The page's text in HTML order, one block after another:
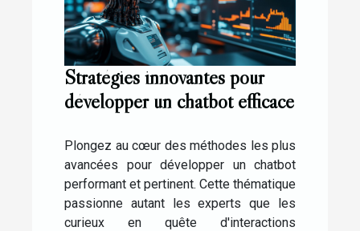
Stratégies innovantes pour
développer un chatbot efficace
Plongez au cœur des méthodes les plus
avancées pour développer un chatbot
performant et pertinent. Cette thématique
passionne autant les experts que les
curieux en quête d'interactions